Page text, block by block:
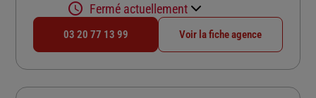
Fermé actuellement
03 20 77 13 99 Voir la fiche agence